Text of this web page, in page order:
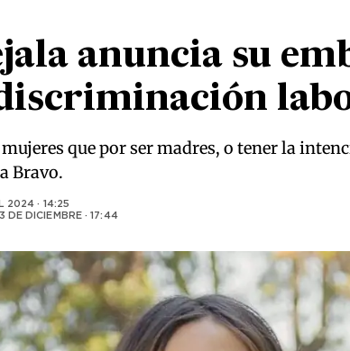
anuncia su
que por ser madres, o tener la
Bravo.
2024 · 14:25
DE DICIEMBRE · 17:44